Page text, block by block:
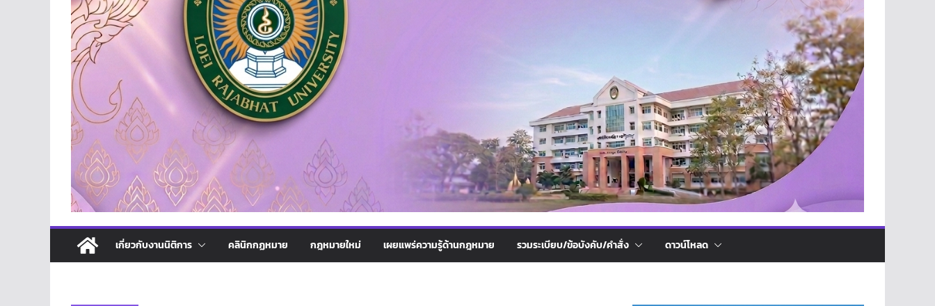
เกี่ยวกับงานนิติการ คลินิกกฏหมาย กฎหมายใหม่ เผยแพร่ความรู้ด้านกฎหมาย รวมระเบียบ/ข้อบังคับ/คำสั่ง ดาวน์โหลด